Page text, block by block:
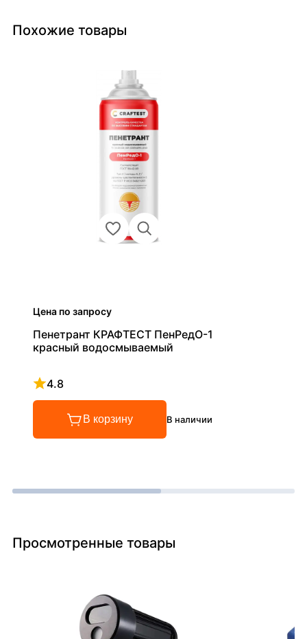
Похожие товары
Цена по запросу
Пенетрант КРАФТЕСТ ПенРедО-1
красный водосмываемый
4.8
Рейтинг 4.8 из 5
В корзину В наличии
Просмотренные товары